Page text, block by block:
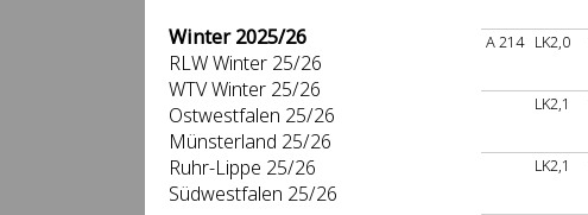
Winter 2025/26
RLW Winter 25/26
WTV Winter 25/26
Ostwestfalen 25/26
Münsterland 25/26
Ruhr-Lippe 25/26
Südwestfalen 25/26
A 214 LK2,0
LK2,1
LK2,1